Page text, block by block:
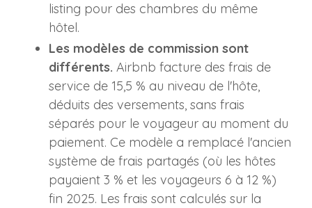
listing pour des chambres du même
hôtel.
Les modèles de commission sont
différents. Airbnb facture des frais de
service de 15,5 % au niveau de l'hôte,
déduits des versements, sans frais
séparés pour le voyageur au moment du
paiement. Ce modèle a remplacé l'ancien
système de frais partagés (où les hôtes
payaient 3 % et les voyageurs 6 à 12 %)
fin 2025. Les frais sont calculés sur la